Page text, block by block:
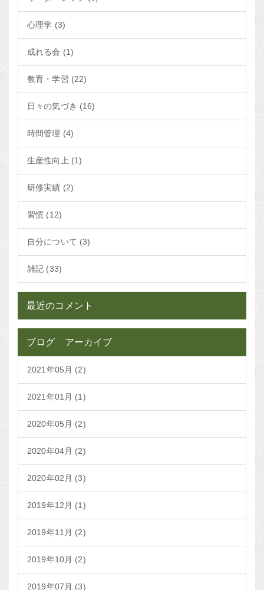
心理学 (3)
成れる会 (1)
教育・学習 (22)
日々の気づき (16)
時間管理 (4)
生産性向上 (1)
研修実績 (2)
習慣 (12)
自分について (3)
雑記 (33)
最近のコメント
ブログ アーカイブ
2021年05月 (2)
2021年01月 (1)
2020年05月 (2)
2020年04月 (2)
2020年02月 (3)
2019年12月 (1)
2019年11月 (2)
2019年10月 (2)
2019年07月 (3)